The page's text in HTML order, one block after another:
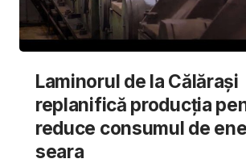
Laminorul de la Călărași
replanifică producția
reduce consumul de
seara